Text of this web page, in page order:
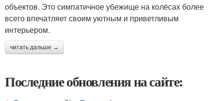
объектов. Это симпатичное убежище на колёсах более
всего впечатляет своим уютным и приветливым
интерьером.
читать дальше →
Последние обновления на сайте: